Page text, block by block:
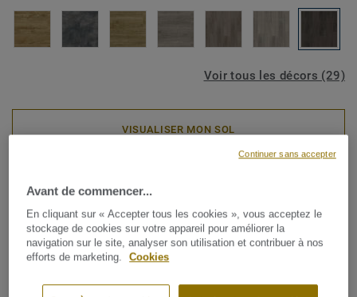
Voir tous les décors (29)
VISUALISER MON SOL
iD Inspiration Loose-Lay -
Scandinavian Oak MEDIUM
BEIGE
Avant de commencer...
En cliquant sur « Accepter tous les cookies », vous acceptez le
stockage de cookies sur votre appareil pour améliorer la
navigation sur le site, analyser son utilisation et contribuer à nos
efforts de marketing.
Cookies
Continuer sans accepter